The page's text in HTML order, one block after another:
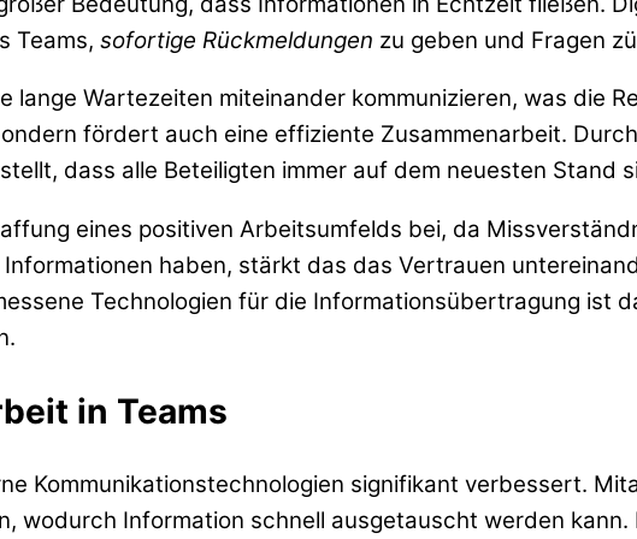
Teams, sofortige Rückmeldungen zu geben und Fragen
lange Wartezeiten miteinander kommunizieren, was die
fördert auch eine effiziente Zusammenarbeit.
dass alle Beteiligten immer auf dem neuesten Stand
eines positiven Arbeitsumfelds bei, da
haben, stärkt das das Vertrauen
Technologien für die Informationsübertragung ist
in Teams
Kommunikationstechnologien signifikant verbessert.
wodurch Information schnell ausgetauscht werden